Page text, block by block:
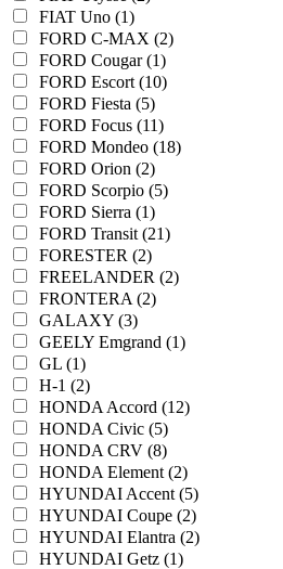
FIAT Uno (1)
FORD C-MAX (2)
FORD Cougar (1)
FORD Escort (10)
FORD Fiesta (5)
FORD Focus (11)
FORD Mondeo (18)
FORD Orion (2)
FORD Scorpio (5)
FORD Sierra (1)
FORD Transit (21)
FORESTER (2)
FREELANDER (2)
FRONTERA (2)
GALAXY (3)
GEELY Emgrand (1)
GL (1)
H-1 (2)
HONDA Accord (12)
HONDA Civic (5)
HONDA CRV (8)
HONDA Element (2)
HYUNDAI Accent (5)
HYUNDAI Coupe (2)
HYUNDAI Elantra (2)
HYUNDAI Getz (1)